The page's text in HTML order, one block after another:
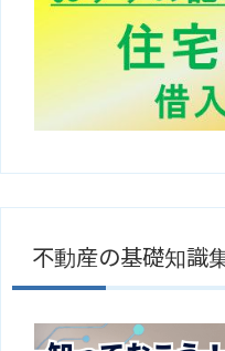
不動産の基礎知識